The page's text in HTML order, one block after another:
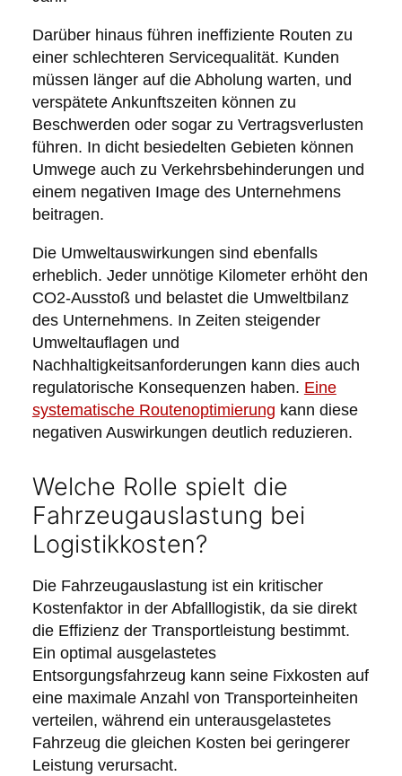
Darüber hinaus führen ineffiziente Routen zu
einer schlechteren Servicequalität. Kunden
müssen länger auf die Abholung warten, und
verspätete Ankunftszeiten können zu
Beschwerden oder sogar zu Vertragsverlusten
führen. In dicht besiedelten Gebieten können
Umwege auch zu Verkehrsbehinderungen und
einem negativen Image des Unternehmens
beitragen.
Die Umweltauswirkungen sind ebenfalls
erheblich. Jeder unnötige Kilometer erhöht den
CO2-Ausstoß und belastet die Umweltbilanz
des Unternehmens. In Zeiten steigender
Umweltauflagen und
Nachhaltigkeitsanforderungen kann dies auch
regulatorische Konsequenzen haben. Eine
systematische Routenoptimierung kann diese
negativen Auswirkungen deutlich reduzieren.
Welche Rolle spielt die
Fahrzeugauslastung bei
Logistikkosten?
Die Fahrzeugauslastung ist ein kritischer
Kostenfaktor in der Abfalllogistik, da sie direkt
die Effizienz der Transportleistung bestimmt.
Ein optimal ausgelastetes
Entsorgungsfahrzeug kann seine Fixkosten auf
eine maximale Anzahl von Transporteinheiten
verteilen, während ein unterausgelastetes
Fahrzeug die gleichen Kosten bei geringerer
Leistung verursacht.